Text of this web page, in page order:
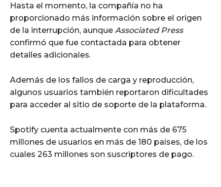
Hasta el momento, la compañía no ha
proporcionado más información sobre el origen
de la interrupción, aunque Associated Press
confirmó que fue contactada para obtener
detalles adicionales.
Además de los fallos de carga y reproducción,
algunos usuarios también reportaron dificultades
para acceder al sitio de soporte de la plataforma.
Spotify cuenta actualmente con más de 675
millones de usuarios en más de 180 países, de los
cuales 263 millones son suscriptores de pago.